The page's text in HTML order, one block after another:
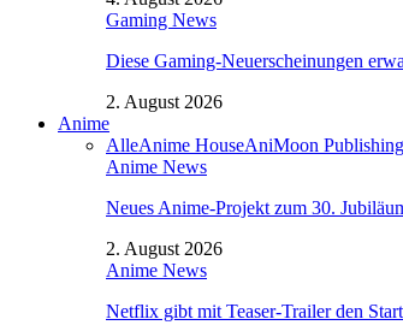
Gaming News
Diese Gaming-Neuerscheinungen
2. August 2026
Anime
AlleAnime HouseAniMoon Publishing
Anime News
Neues Anime-Projekt zum 30.
2. August 2026
Anime News
Netflix gibt mit Teaser-Trailer den